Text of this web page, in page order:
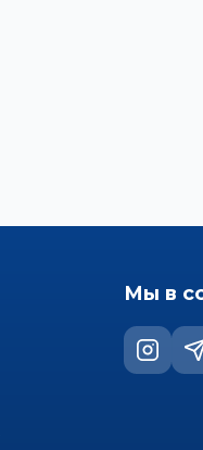
Мы в